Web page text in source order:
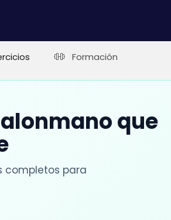
Formación
que
completos para